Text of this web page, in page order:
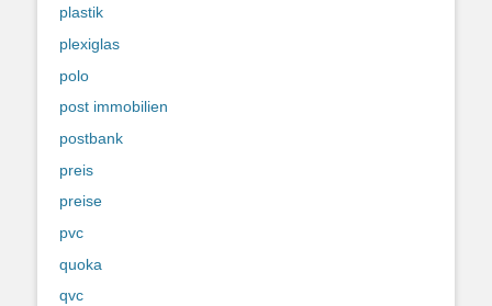
plastik
plexiglas
polo
post immobilien
postbank
preis
preise
pvc
quoka
qvc